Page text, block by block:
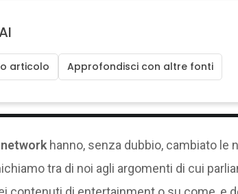
articolo Approfondisci con altre fonti
hanno, senza dubbio, cambiato le
tra di noi agli argomenti di cui